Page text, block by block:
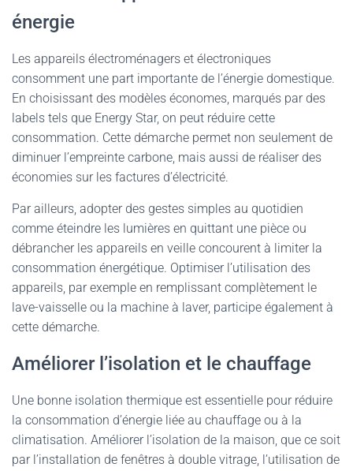
énergie
Les appareils électroménagers et électroniques
consomment une part importante de l’énergie domestique.
En choisissant des modèles économes, marqués par des
labels tels que Energy Star, on peut réduire cette
consommation. Cette démarche permet non seulement de
diminuer l’empreinte carbone, mais aussi de réaliser des
économies sur les factures d’électricité.
Par ailleurs, adopter des gestes simples au quotidien
comme éteindre les lumières en quittant une pièce ou
débrancher les appareils en veille concourent à limiter la
consommation énergétique. Optimiser l’utilisation des
appareils, par exemple en remplissant complètement le
lave-vaisselle ou la machine à laver, participe également à
cette démarche.
Améliorer l’isolation et le chauffage
Une bonne isolation thermique est essentielle pour réduire
la consommation d’énergie liée au chauffage ou à la
climatisation. Améliorer l’isolation de la maison, que ce soit
par l’installation de fenêtres à double vitrage, l’utilisation de